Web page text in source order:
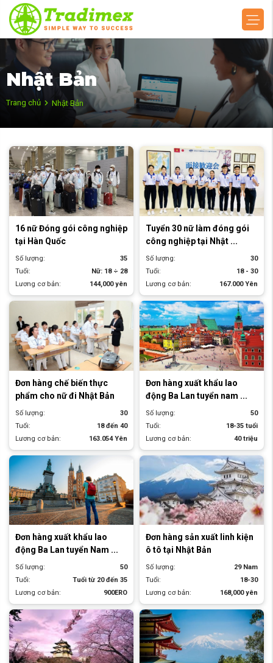
Nhật Bản
Trang chủ Nhật Bản
16 nữ Đóng gói công nghiệp
tại Hàn Quốc
Số lượng:
35
Tuổi:
Nữ: 18 ÷ 28
Lương cơ bản:
144,000 yên
Tuyển 30 nữ làm đóng gói
công nghiệp tại Nhật ...
Số lượng:
30
Tuổi:
18 - 30
Lương cơ bản:
167.000 Yên
Đơn hàng chế biến thực
phẩm cho nữ đi Nhật Bản
Số lượng:
30
Tuổi:
18 đến 40
Lương cơ bản:
163.054 Yên
Đơn hàng xuất khẩu lao
động Ba Lan tuyển nam ...
Số lượng:
50
Tuổi:
18-35 tuổi
Lương cơ bản:
40 triệu
Đơn hàng xuất khẩu lao
động Ba Lan tuyển Nam ...
Số lượng:
50
Tuổi:
Tuổi từ 20 đến 35
Lương cơ bản:
900ERO
Đơn hàng sản xuất linh kiện
ô tô tại Nhật Bản
Số lượng:
29 Nam
Tuổi:
18-30
Lương cơ bản:
168,000 yên